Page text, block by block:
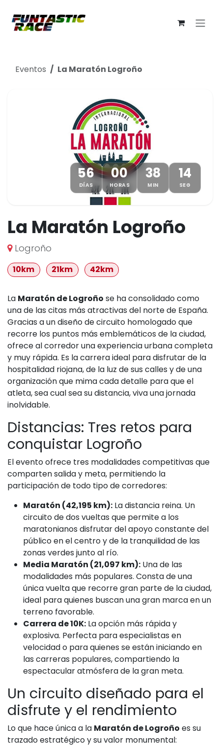
Eventos La Maratón Logroño
56
DÍAS
00
HORAS
38
MIN
13
SEG
La Maratón Logroño
Logroño
10km 21km 42km
La Maratón de Logroño se ha consolidado como
una de las citas más atractivas del norte de España.
Gracias a un diseño de circuito homologado que
recorre los puntos más emblemáticos de la ciudad,
ofrece al corredor una experiencia urbana completa
y muy rápida. Es la carrera ideal para disfrutar de la
hospitalidad riojana, de la luz de sus calles y de una
organización que mima cada detalle para que el
atleta, sea cual sea su distancia, viva una jornada
inolvidable.
Distancias: Tres retos para
conquistar Logroño
El evento ofrece tres modalidades competitivas que
comparten salida y meta, permitiendo la
participación de todo tipo de corredores:
Maratón (42,195 km): La distancia reina. Un
circuito de dos vueltas que permite a los
maratonianos disfrutar del apoyo constante del
público en el centro y de la tranquilidad de las
zonas verdes junto al río.
Media Maratón (21,097 km): Una de las
modalidades más populares. Consta de una
única vuelta que recorre gran parte de la ciudad,
ideal para quienes buscan una gran marca en un
terreno favorable.
Carrera de 10K: La opción más rápida y
explosiva. Perfecta para especialistas en
velocidad o para quienes se están iniciando en
las carreras populares, compartiendo la
espectacular atmósfera de la gran meta.
Un circuito diseñado para el
disfrute y el rendimiento
Lo que hace única a la Maratón de Logroño es su
trazado estratégico y su valor monumental: